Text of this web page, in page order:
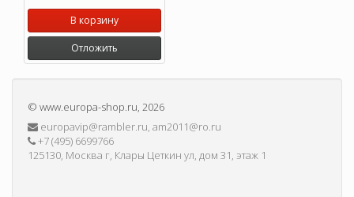
В корзину
Отложить
© www.europa-shop.ru, 2026
europavip@rambler.ru, am2011@ro.ru
+7 (495) 6699766
125130, Москва г, Клары Цеткин ул, дом 31, этаж 1